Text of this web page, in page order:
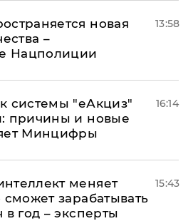
новая
–
Нацполиции
13:58
системы "еАкциз"
причины и новые
Минцифры
16:14
меняет
зарабатывать
в год – эксперты
15:43